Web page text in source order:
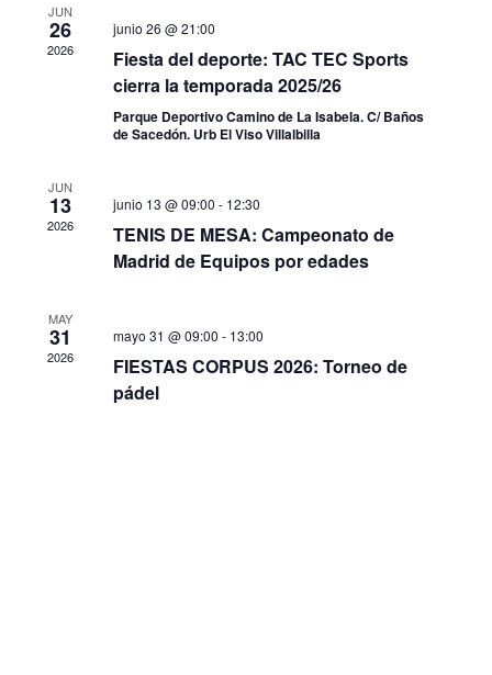
Eventos
JUN
26
2026
junio 26 @ 21:00
Fiesta del deporte: TAC TEC Sports
cierra la temporada 2025/26
Parque Deportivo Camino de La Isabela. C/ Baños
de Sacedón. Urb El Viso Villalbilla
JUN
13
2026
junio 13 @ 09:00 - 12:30
TENIS DE MESA: Campeonato de
Madrid de Equipos por edades
MAY
31
2026
mayo 31 @ 09:00 - 13:00
FIESTAS CORPUS 2026: Torneo de
pádel